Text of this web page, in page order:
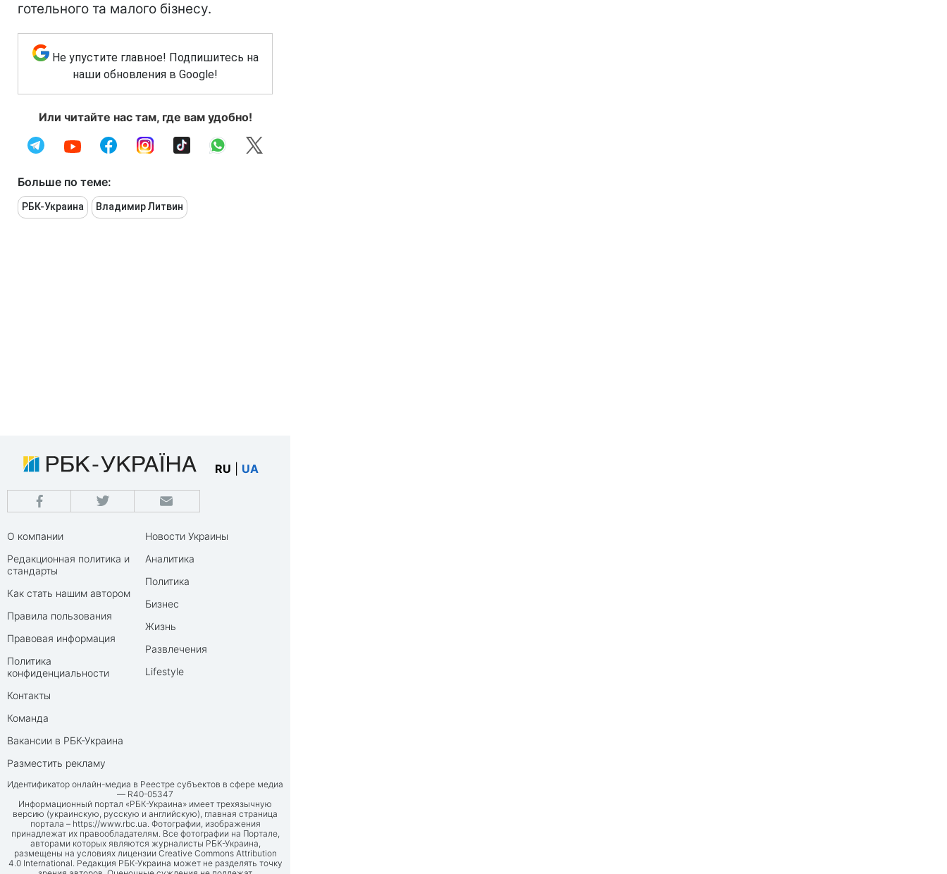
готельного та малого бізнесу.
Не упустите главное! Подпишитесь на
наши обновления в Google!
Или читайте нас там, где вам удобно!
Больше по теме:
РБК-Украина Владимир Литвин
RU UA
О компании
Редакционная политика и
стандарты
Как стать нашим автором
Правила пользования
Правовая информация
Политика
конфиденциальности
Контакты
Команда
Вакансии в РБК-Украина
Разместить рекламу
Новости Украины
Аналитика
Политика
Бизнес
Жизнь
Развлечения
Lifestyle
Идентификатор онлайн-медиа в Реестре субъектов в сфере медиа
— R40-05347
Информационный портал «РБК-Украина» имеет трехязычную
версию (украинскую, русскую и английскую), главная страница
портала – https://www.rbc.ua. Фотографии, изображения
принадлежат их правообладателям. Все фотографии на Портале,
авторами которых являются журналисты РБК-Украина,
размещены на условиях лицензии Creative Commons Attribution
4.0 International. Редакция РБК-Украина может не разделять точку